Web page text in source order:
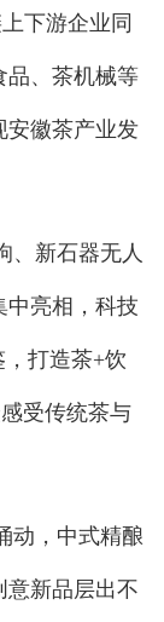
下游企业同
品、茶机械等
安徽茶产业发
、新石器无人
中亮相，科技
打造茶+饮
受传统茶与
动，中式精酿
意新品层出不